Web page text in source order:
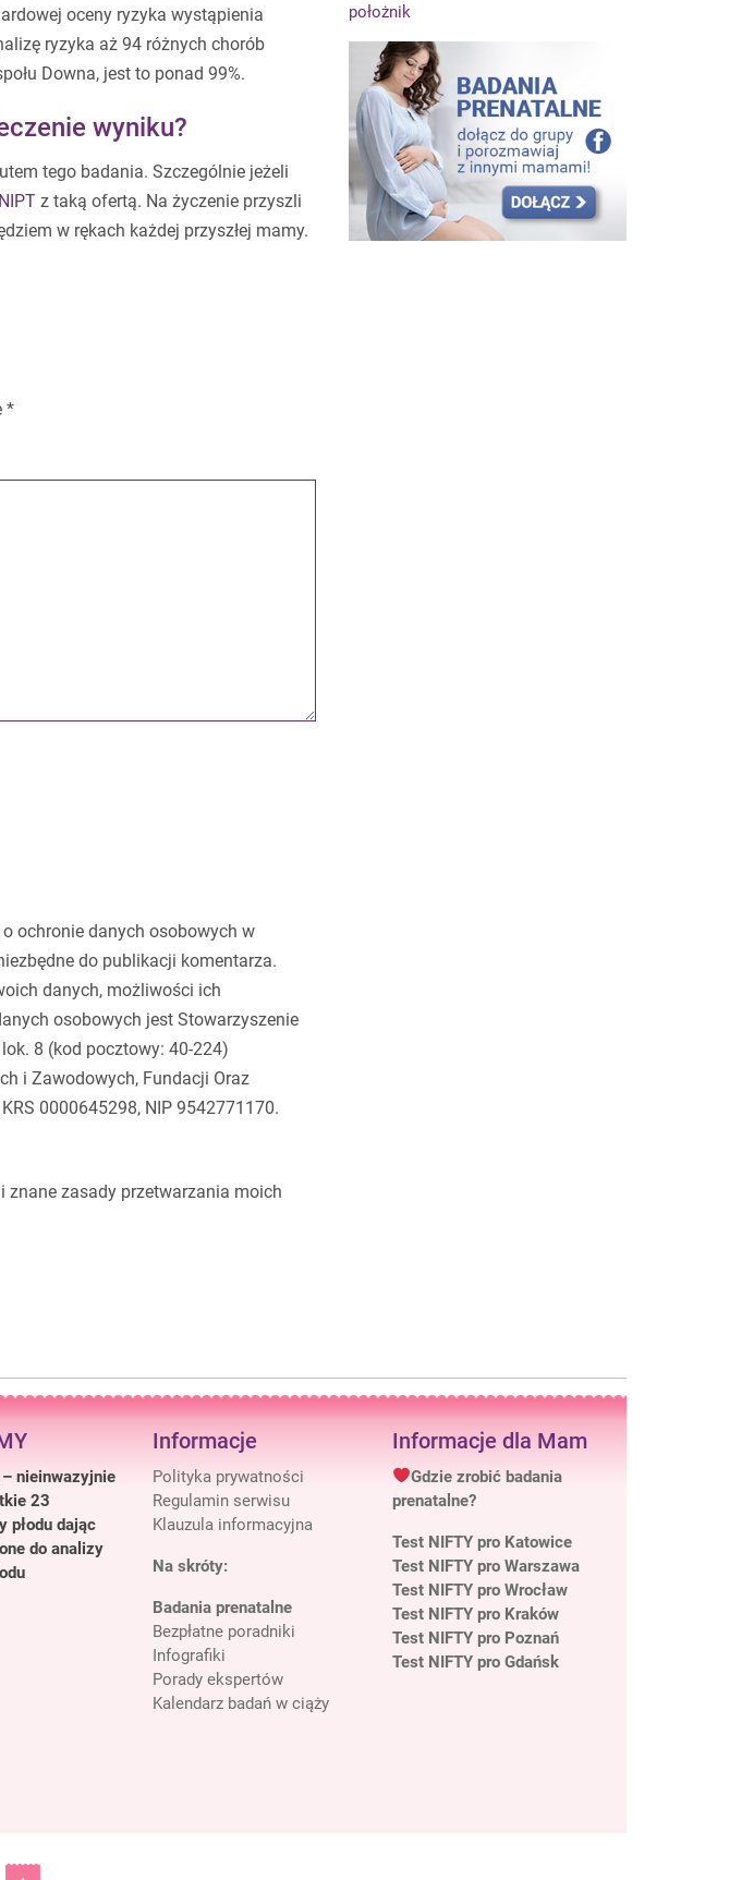
oceny ryzyka wystąpienia
ryzyka aż 94 różnych chorób
Downa, jest to ponad 99%.
wyniku?
tego badania. Szczególnie jeżeli
NIPT z taką ofertą. Na życzenie przyszli
w rękach każdej przyszłej mamy.
*
ochronie danych osobowych w
do publikacji komentarza.
danych, możliwości ich
osobowych jest Stowarzyszenie
8 (kod pocztowy: 40-224)
i Zawodowych, Fundacji Oraz
0000645298, NIP 9542771170.
znane zasady przetwarzania moich
położnik
nieinwazyjnie
23
płodu dając
do analizy
Informacje
Polityka prywatności
Regulamin serwisu
Klauzula informacyjna
Na skróty:
Badania prenatalne
Bezpłatne poradniki
Infografiki
Porady ekspertów
Kalendarz badań w ciąży
Informacje dla Mam
Gdzie zrobić badania
prenatalne?
Test NIFTY pro Katowice
Test NIFTY pro Warszawa
Test NIFTY pro Wrocław
Test NIFTY pro Kraków
Test NIFTY pro Poznań
Test NIFTY pro Gdańsk